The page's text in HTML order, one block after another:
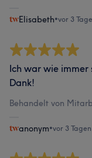
Elisabeth•vor 3
Ich war wie immer
Dank!
Behandelt von
anonym•vor 3 Tagen